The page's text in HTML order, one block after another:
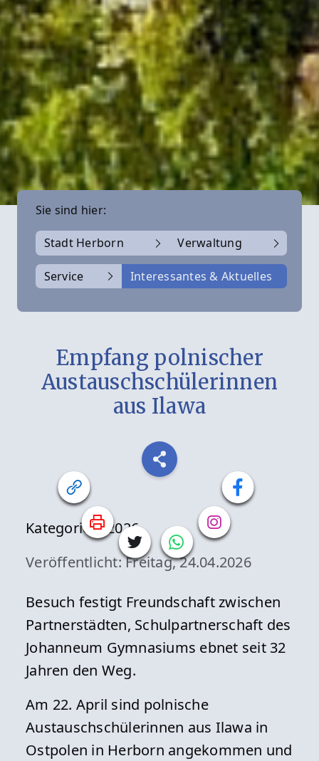
Sie sind hier:
Stadt Herborn Verwaltung
Service Interessantes & Aktuelles
Empfang polnischer
Austauschschülerinnen
aus Ilawa
Kategorien: 2026
Veröffentlicht: Freitag, 24.04.2026
Besuch festigt Freundschaft zwischen
Partnerstädten, Schulpartnerschaft des
Johanneum Gymnasiums ebnet seit 32
Jahren den Weg.
Am 22. April sind polnische
Austauschschülerinnen aus Ilawa in
Ostpolen in Herborn angekommen und